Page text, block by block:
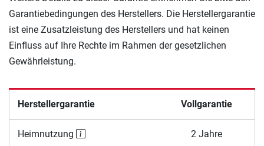
Garantiebedingungen des Herstellers. Die Herstellergarantie
ist eine Zusatzleistung des Herstellers und hat keinen
Einfluss auf Ihre Rechte im Rahmen der gesetzlichen
Gewährleistung.
Herstellergarantie Vollgarantie
Heimnutzung 2 Jahre